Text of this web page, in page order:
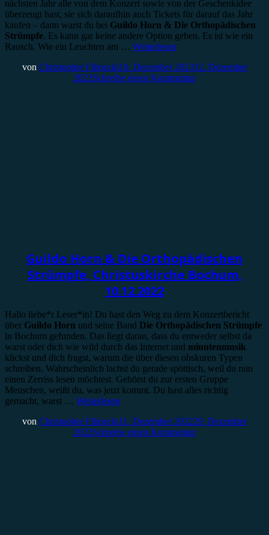
nächsten Jahr alle von dem Konzert sowie von der Geschenkidee
überzeugt hast, sie sich daraufhin auch Tickets für darauf das Jahr
kaufen – dann warst du bei Guildo Horn & Die Orthopädischen
Strümpfe. Es kann gar keine andere Option geben. Es ist wie ein
Rausch. Wie ein Leuchten am … Weiterlesen
von Christopher Filipecki10. Dezember 202312. Dezember
2023Schreibe einen Kommentar
Guildo Horn & Die Orthopädischen
Strümpfe, Christuskirche Bochum,
10.12.2022
Hallo liebe*r Leser*in! Du hast den Weg zu dem Konzertbericht
über Guildo Horn und seine Band Die Orthopädischen Strümpfe
in Bochum gefunden. Das liegt daran, dass du entweder selbst da
warst oder dich wie wild durch das Internet und minutenmusik
klickst und dich fragst, warum die über diesen obskuren Typen
schreiben. Wahrscheinlich lachst du gerade spöttisch, weil du nun
einen Zerriss lesen möchtest. Gehörst du zur ersten Gruppe
Menschen, weißt du, was jetzt kommt. Du hast alles richtig
gemacht, warst … Weiterlesen
von Christopher Filipecki11. Dezember 202229. Dezember
2022Schreibe einen Kommentar